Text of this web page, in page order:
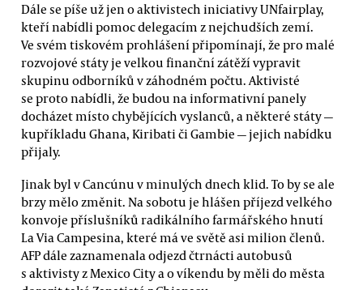
Dále se píše už jen o aktivistech iniciativy UNfairplay,
kteří nabídli pomoc delegacím z nejchudších zemí.
Ve svém tiskovém prohlášení připomínají, že pro malé
rozvojové státy je velkou finanční zátěží vypravit
skupinu odborníků v záhodném počtu. Aktivisté
se proto nabídli, že budou na informativní panely
docházet místo chybějících vyslanců, a některé státy —
kupříkladu Ghana, Kiribati či Gambie — jejich nabídku
přijaly.
Jinak byl v Cancúnu v minulých dnech klid. To by se ale
brzy mělo změnit. Na sobotu je hlášen příjezd velkého
konvoje příslušníků radikálního farmářského hnutí
La Via Campesina, které má ve světě asi milion členů.
AFP dále zaznamenala odjezd čtrnácti autobusů
s aktivisty z Mexico City a o víkendu by měli do města